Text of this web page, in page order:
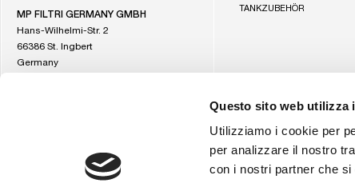
Questo sito web utilizza
Utilizziamo i cookie per
per analizzare il nostro
con i nostri partner che
MP FILTRI GERMANY GMBH
Hans-Wilhelmi-Str. 2
66386 St. Ingbert
Germany
TANKZUBEHÖR